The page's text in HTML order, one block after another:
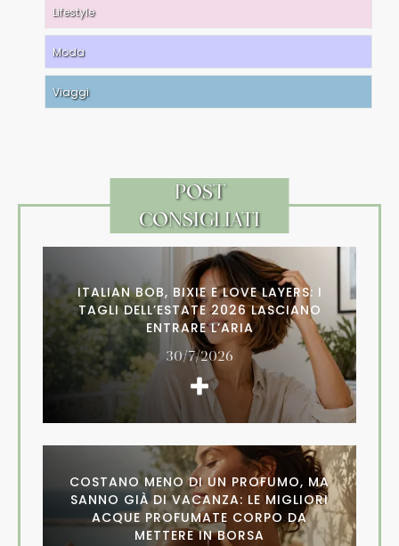
Lifestyle
Moda
Viaggi
POST
CONSIGLIATI
ITALIAN BOB, BIXIE E LOVE LAYERS: I
TAGLI DELL’ESTATE 2026 LASCIANO
ENTRARE L’ARIA
30/7/2026
COSTANO MENO DI UN PROFUMO, MA
SANNO GIÀ DI VACANZA: LE MIGLIORI
ACQUE PROFUMATE CORPO DA
METTERE IN BORSA